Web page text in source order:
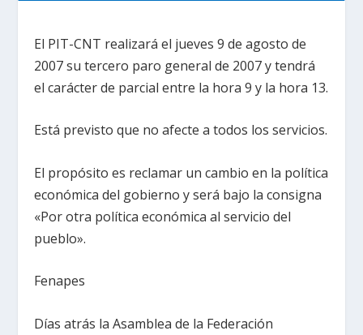
El PIT-CNT realizará el jueves 9 de agosto de
2007 su tercero paro general de 2007 y tendrá
el carácter de parcial entre la hora 9 y la hora 13.
Está previsto que no afecte a todos los servicios.
El propósito es reclamar un cambio en la política
económica del gobierno y será bajo la consigna
«Por otra política económica al servicio del
pueblo».
Fenapes
Días atrás la Asamblea de la Federación